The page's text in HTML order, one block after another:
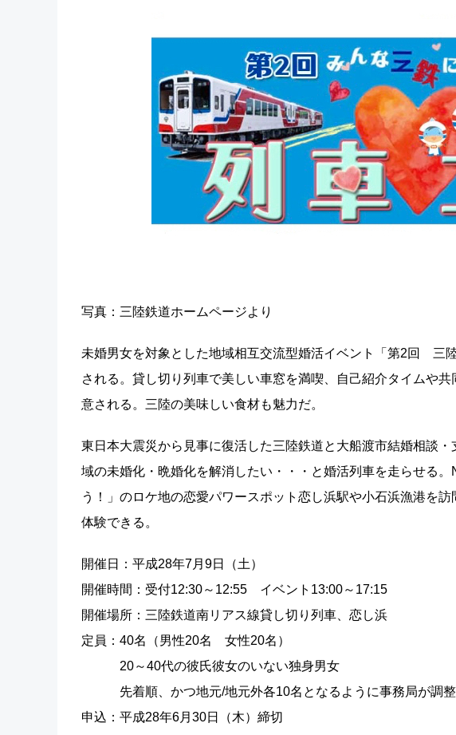
写真：三陸鉄道ホームページより
未婚男女を対象とした地域相互交流型婚活イベント「第2回 三
される。貸し切り列車で美しい車窓を満喫、自己紹介タイムや
意される。三陸の美味しい食材も魅力だ。
東日本大震災から見事に復活した三陸鉄道と大船渡市結婚相談
域の未婚化・晩婚化を解消したい・・・と婚活列車を走らせる
う！」のロケ地の恋愛パワースポット恋し浜駅や小石浜漁港を
体験できる。
開催日：平成28年7月9日（土）
開催時間：受付12:30～12:55 イベント13:00～17:15
開催場所：三陸鉄道南リアス線貸し切り列車、恋し浜
定員：40名（男性20名 女性20名）
20～40代の彼氏彼女のいない独身男女
先着順、かつ地元/地元外各10名となるように事務局が調整
申込：平成28年6月30日（木）締切